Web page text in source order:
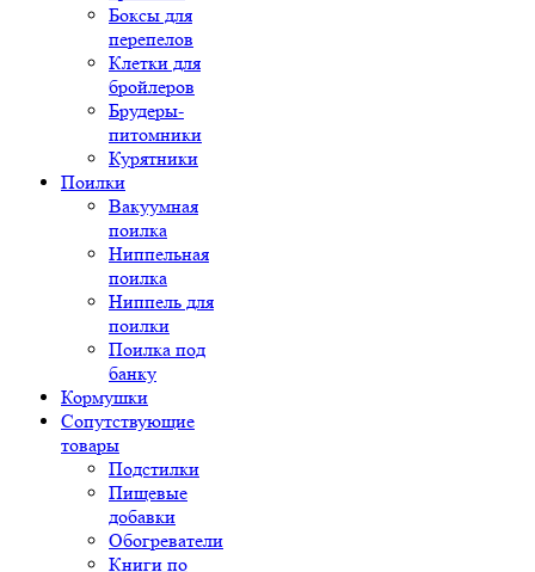
Боксы для
перепелов
Клетки для
бройлеров
Брудеры-
питомники
Курятники
Поилки
Вакуумная
поилка
Ниппельная
поилка
Ниппель для
поилки
Поилка под
банку
Кормушки
Сопутствующие
товары
Подстилки
Пищевые
добавки
Обогреватели
Книги по